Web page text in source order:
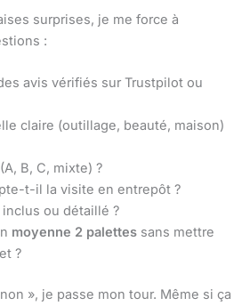
surprises, je me force à
:
avis vérifiés sur Trustpilot ou
claire (outillage, beauté, maison)
B, C, mixte) ?
t-il la visite en entrepôt ?
ou détaillé ?
moyenne 2 palettessans mettre
?
», je passe mon tour. Même si ça